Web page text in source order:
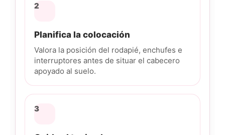
2
Planifica la colocación
Valora la posición del rodapié, enchufes e
interruptores antes de situar el cabecero
apoyado al suelo.
3